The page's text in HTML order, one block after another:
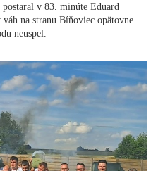
v 83. minúte Eduard
na stranu Bíňoviec opätovne
neuspel.